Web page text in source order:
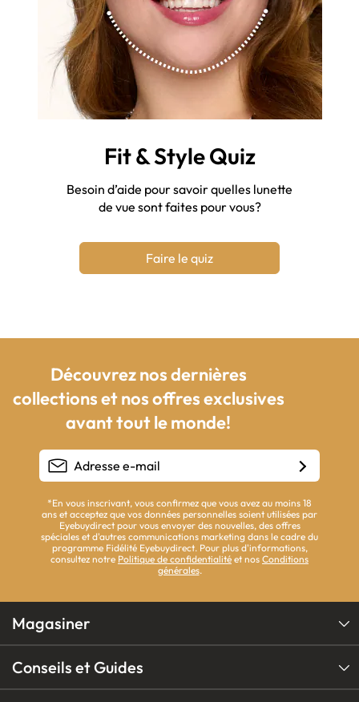
Fit & Style Quiz
Besoin d’aide pour savoir quelles lunette
de vue sont faites pour vous?
Faire le quiz
Découvrez nos dernières
collections et nos offres exclusives
avant tout le monde!
*En vous inscrivant, vous confirmez que vous avez au moins 18
ans et acceptez que vos données personnelles soient utilisées par
Eyebuydirect pour vous envoyer des nouvelles, des offres
spéciales et d'autres communications marketing dans le cadre du
programme Fidélité Eyebuydirect. Pour plus d'informations,
consultez notre Politique de confidentialité et nos Conditions
générales.
Magasiner
Conseils et Guides